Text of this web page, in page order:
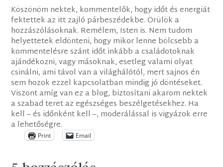
Köszönöm nektek, kommentelők, hogy időt és energiát
fektettek az itt zajló párbeszédekbe. Örülök a
hozzászólásoknak. Remélem, Isten is. Nem tudom
helyettetek eldönteni, hogy mikor lenne bölcsebb a
kommentelésre szánt időt inkább a családotoknak
ajándékozni, vagy másoknak, esetleg valami olyat
csinálni, ami távol van a világhálótól, mert sajnos én
sem hozok ezzel kapcsolatban mindig jó döntéseket.
Viszont amíg van ez a blog, biztosítani akarom nektek
a szabad teret az egészséges beszélgetésekhez. Ha
kell – és időnként kell –, moderálással is vigyázok erre
a lehetőségre.
Print Email